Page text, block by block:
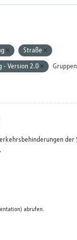
Straße
- Version 2.0
) abrufen.